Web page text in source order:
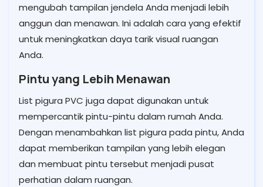
mengubah tampilan jendela Anda menjadi lebih
anggun dan menawan. Ini adalah cara yang efektif
untuk meningkatkan daya tarik visual ruangan
Anda.
Pintu yang Lebih Menawan
List pigura PVC juga dapat digunakan untuk
mempercantik pintu-pintu dalam rumah Anda.
Dengan menambahkan list pigura pada pintu, Anda
dapat memberikan tampilan yang lebih elegan
dan membuat pintu tersebut menjadi pusat
perhatian dalam ruangan.